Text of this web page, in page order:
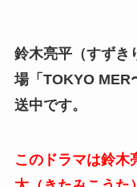
鈴木亮平（すずき
場「TOKYO MER
送中です。
このドラマは鈴木